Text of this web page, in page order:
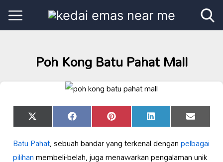
Poh Kong Batu Pahat Mall
Share
on
X
(Twitter)
Share
on
Facebook Share
on
Pinterest Share
on
LinkedIn Share
on
Email
Batu Pahat, sebuah bandar yang terkenal denganpelbagai
pilihanmembeli-belah, juga menawarkan pengalaman unik